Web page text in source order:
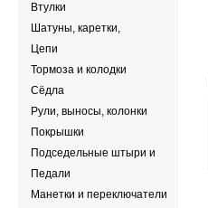
Втулки
Шатуны, каретки,
передние звезды
Цепи
Тормоза и колодки
Сёдла
Рули, выносы, колонки
Покрышки
Подседельные штыри и
хомуты
Педали
Манетки и переключатели